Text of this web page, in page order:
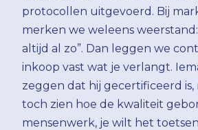
protocollen uitgevoerd. Bij
merken we weleens
altijd al zo”. Dan leggen we
inkoop vast wat je verlangt.
zeggen dat hij gecertificeerd is,
toch zien hoe de kwaliteit
mensenwerk, je wilt het